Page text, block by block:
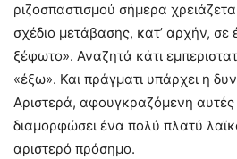
ριζοσπαστισμού σήμερα
σχέδιο μετάβασης, κατ’ αρχήν, σε
ξέφωτο». Αναζητά κάτι
«έξω». Και πράγματι υπάρχει η
Αριστερά, αφουγκραζόμενη αυτές
διαμορφώσει ένα πολύ πλατύ
αριστερό πρόσημο.